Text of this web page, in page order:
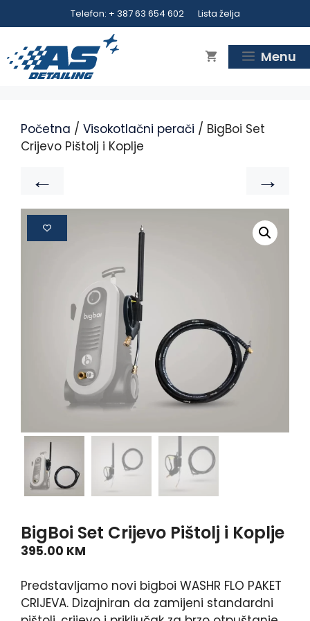
Telefon: + 387 63 654 602 Lista želja
Menu
Početna / Visokotlačni perači / BigBoi Set
Crijevo Pištolj i Koplje
← →
BigBoi Set Crijevo Pištolj i Koplje
395.00 KM
Predstavljamo novi bigboi WASHR FLO PAKET
CRIJEVA. Dizajniran da zamijeni standardni